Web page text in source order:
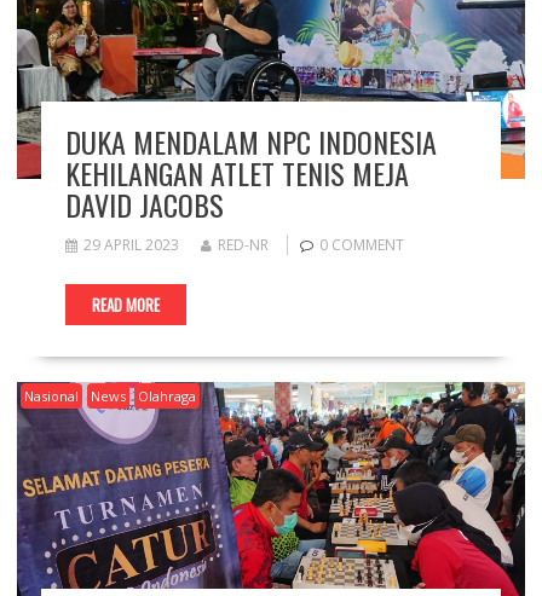
DUKA MENDALAM NPC INDONESIA
KEHILANGAN ATLET TENIS MEJA
DAVID JACOBS
29 APRIL 2023 RED-NR 0 COMMENT
READ MORE
Nasional News Olahraga